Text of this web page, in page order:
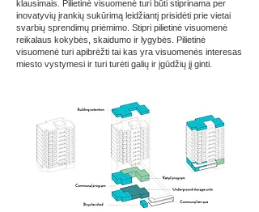
klausimais. Pilietinė visuomenė turi būti stiprinama per
inovatyvių įrankių sukūrimą leidžiantį prisidėti prie vietai
svarbių sprendimų priėmimo. Stipri pilietinė visuomenė
reikalaus kokybės, skaidumo ir lygybės. Pilietinė
visuomenė turi apibrėžti tai kas yra visuomenės interesas
miesto vystymesi ir turi turėti galių ir įgūdžių jį ginti.